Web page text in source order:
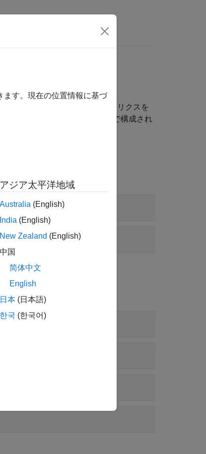
API、サーバーの健全性とメトリクスを
る情報を検出するための API で構成され
ス
API リファレンス
ます。現在の位置情報に基づ
アジア太平洋地域
Australia (English)
India (English)
New Zealand (English)
中国
简体中文
English
日本 (日本語)
한국 (한국어)